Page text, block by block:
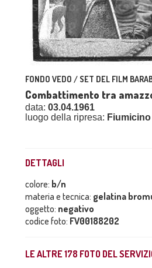
FONDO VEDO / SET DEL FILM
Combattimento tra
data: 03.04.1961
luogo della ripresa: Fiumicino
DETTAGLI
colore: b/n
materia e tecnica: gelatina
oggetto: negativo
codice foto: FV00188202
LE ALTRE178 FOTO DEL